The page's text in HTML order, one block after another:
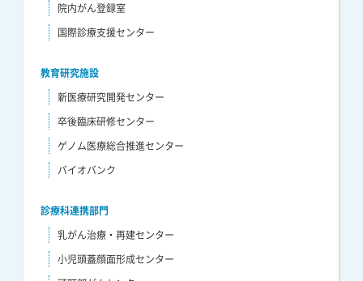
院内がん登録室
国際診療支援センター
教育研究施設
新医療研究開発センター
卒後臨床研修センター
ゲノム医療総合推進センター
バイオバンク
診療科連携部門
乳がん治療・再建センター
小児頭蓋顔面形成センター